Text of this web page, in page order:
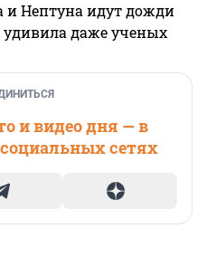
и Нептуна идут дожди
удивила даже ученых
и видео дня — в
сетях